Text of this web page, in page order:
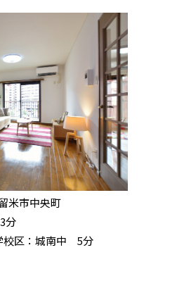
米市中央町
分
区：城南中 5分